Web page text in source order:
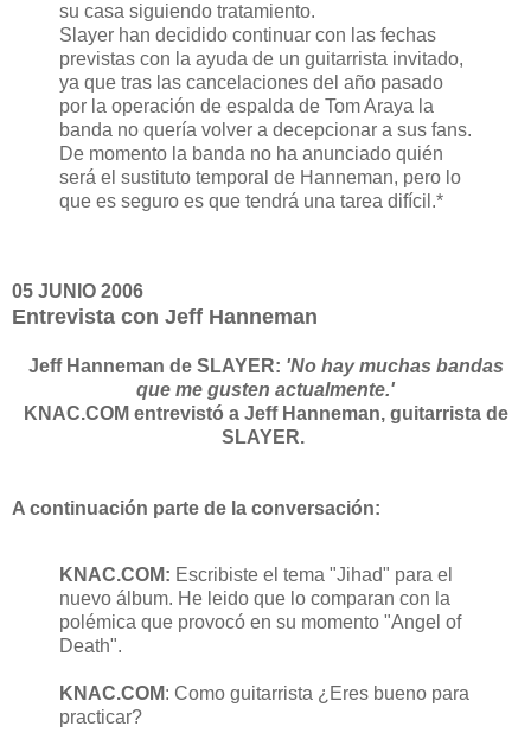
su casa siguiendo tratamiento.
Slayer han decidido continuar con las fechas
previstas con la ayuda de un guitarrista invitado,
ya que tras las cancelaciones del año pasado
por la operación de espalda de Tom Araya la
banda no quería volver a decepcionar a sus fans.
De momento la banda no ha anunciado quién
será el sustituto temporal de Hanneman, pero lo
que es seguro es que tendrá una tarea difícil.*
05 JUNIO 2006
Entrevista con Jeff Hanneman
Jeff Hanneman de SLAYER: 'No hay muchas bandas
que me gusten actualmente.'
KNAC.COM entrevistó a Jeff Hanneman, guitarrista de
SLAYER.
A continuación parte de la conversación:
KNAC.COM: Escribiste el tema "Jihad" para el
nuevo álbum. He leido que lo comparan con la
polémica que provocó en su momento "Angel of
Death".
KNAC.COM: Como guitarrista ¿Eres bueno para
practicar?